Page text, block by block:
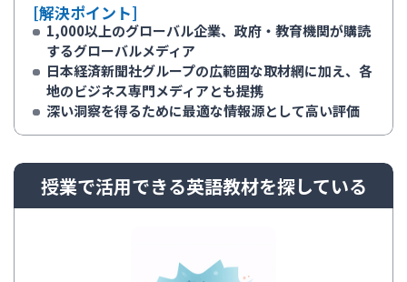
[解決ポイント]
1,000以上のグローバル企業、政府・教育機関が購読
するグローバルメディア
日本経済新聞社グループの広範囲な取材網に加え、各
地のビジネス専門メディアとも提携
深い洞察を得るために最適な情報源として高い評価
授業で活用できる英語教材を探している